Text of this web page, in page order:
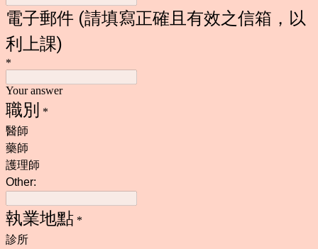
電子郵件 (請填寫正確且有效之信箱，以
利上課)
*
Your answer
職別
*
醫師
藥師
護理師
Other:
執業地點 *
診所